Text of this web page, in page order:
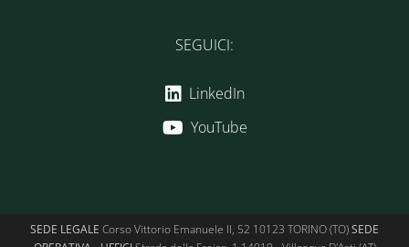
SEGUICI:
LinkedIn
YouTube
SEDE LEGALE Corso Vittorio Emanuele II, 52 10123 TORINO (TO)SEDE